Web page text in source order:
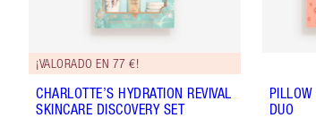
¡VALORADO EN 77 €!
CHARLOTTE’S HYDRATION REVIVAL
SKINCARE DISCOVERY SET
DUO